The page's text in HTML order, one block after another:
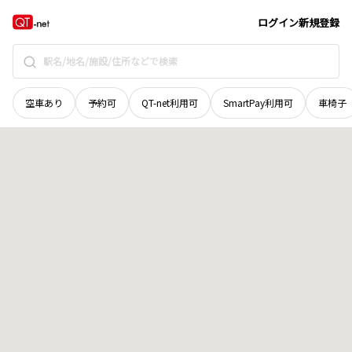
ログイン新規登録
空車あり 予約可 QT-net利用可 SmartPay利用可 車椅子
岩手県